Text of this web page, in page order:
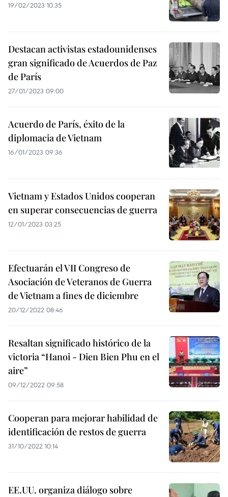
19/02/2023 10:35
Destacan activistas estadounidenses
gran significado de Acuerdos de Paz
de París
27/01/2023 09:00
Acuerdo de París, éxito de la
diplomacia de Vietnam
16/01/2023 09:36
Vietnam y Estados Unidos cooperan
en superar consecuencias de guerra
12/01/2023 03:25
Efectuarán el VII Congreso de
Asociación de Veteranos de Guerra
de Vietnam a fines de diciembre
20/12/2022 08:46
Resaltan significado histórico de la
victoria “Hanoi - Dien Bien Phu en el
aire”
09/12/2022 09:58
Cooperan para mejorar habilidad de
identificación de restos de guerra
31/10/2022 10:14
EE.UU. organiza diálogo sobre